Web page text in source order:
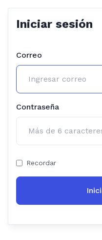
Iniciar sesión
Correo
Contraseña
Recordar